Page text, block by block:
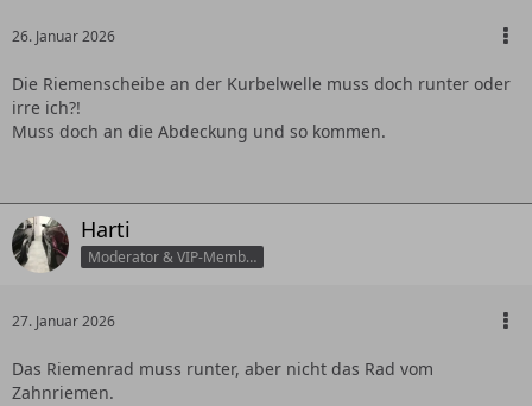
26. Januar 2026
Die Riemenscheibe an der Kurbelwelle muss doch runter oder
irre ich?!
Muss doch an die Abdeckung und so kommen.
Harti
Moderator & VIP-Member
27. Januar 2026
Das Riemenrad muss runter, aber nicht das Rad vom
Zahnriemen.